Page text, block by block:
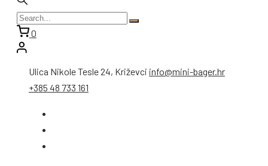
0
Ulica Nikole Tesle 24, Križevci info@mini-bager.hr
+385 48 733 161